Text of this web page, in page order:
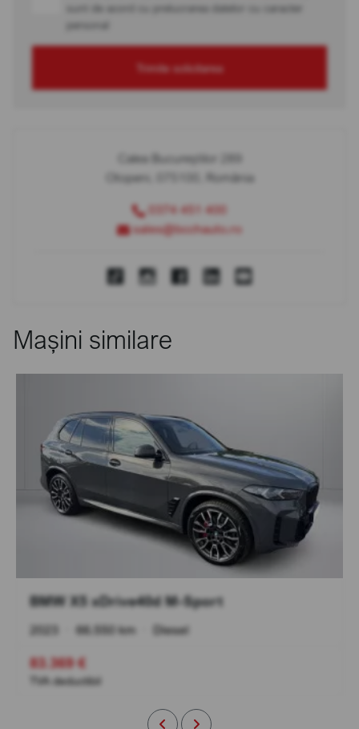
sunt de acord cu prelucrarea datelor cu caracter
personal
Trimite solicitarea
Calea Bucureștilor 289
Otopeni, 075100, România
0374 451 400
sales@bcchauto.ro
Mașini similare
BMW X5 xDrive40d M-Sport
2023 66.550 km Diesel
83.369 €
TVA deductibil